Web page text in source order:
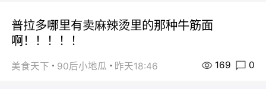
普拉多哪里有卖麻辣烫里的那种牛筋面
啊！！！！！
美食天下 90后小地瓜 昨天18:46 169 0